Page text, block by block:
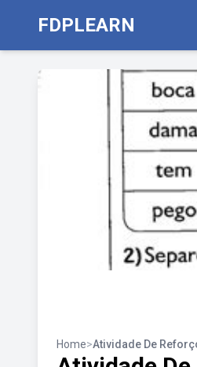
FDPLEARN
Home>Atividade De